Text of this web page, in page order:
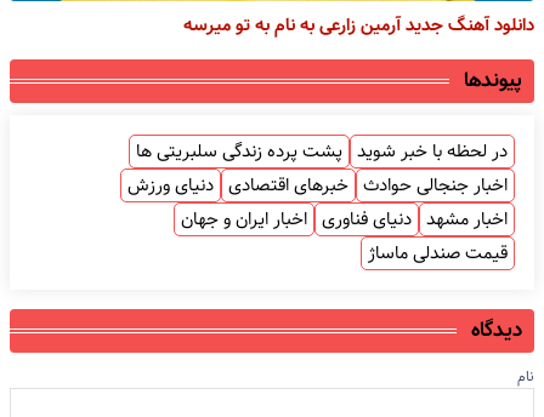
دانلود آهنگ جدید آرمین زارعی به نام به تو میرسه
پیوندها
در لحظه با خبر شوید پشت پرده زندگی سلبریتی ها
اخبار جنجالی حوادث خبرهای اقتصادی دنیای ورزش
اخبار مشهد دنیای فناوری اخبار ایران و جهان
قیمت صندلی ماساژ
دیدگاه
نام